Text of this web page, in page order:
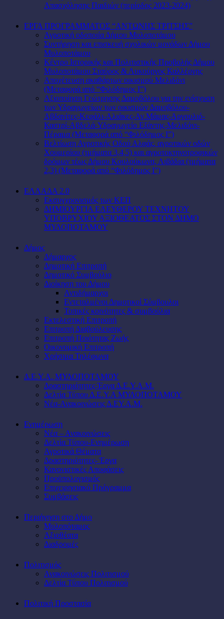
Απασχόλησης Παιδιών (περίοδος 2023-2024)
ΕΡΓΑ ΠΡΟΓΡΑΜΜΑΤΟΣ “ΑΝΤΩΝΗΣ ΤΡΙΤΣΗΣ”
Αγροτική οδοποιία Δήμου Μυλοποτάμου
Συντήρηση και επισκευή σχολικών μονάδων Δήμου
Μυλοποτάμου
Κέντρο Ιστορικής και Πολιτιστικής Προβολής Δήμου
Μυλοποτάμου Σταύρος & Λυκούργος Καλλέργης
Αποχέτευση ακαθάρτων οικισμού Μελιδόνι
(Μεταφορά από “Φιλόδημος Ι”)
Αξιοποίηση Γεώτρησης Δαμοβόλου για την ενίσχυση
των Υδραγωγείων των οικισμών Δαμοβόλου-
Αβδανίτες-Κεφάλι-Αλιάκες-Αγ.Μάμας-Αργουλιό-
Καστρί-Αβδελά-Υδραγωγείο Εξάντης-Μελιδόνι-
Πέραμα (Μεταφορά από “Φιλόδημος Ι”)
Βελτίωση Αγροτικής Οδού Αλφάς, αγροτικών οδών
Χουμερίου (τμήματα 3,4,5) και αγροτοκτηνοτροφικών
δρόμων τέως Δήμου Κουλούκωνα, Λιβάδια (τμήματα
2,3) (Μεταφορά από “Φιλόδημος Ι”)
ΕΛΛΑΔΑ 2.0
Εκσυγχρονισμός των ΚΕΠ
ΔΗΜΙΟΥΡΓΙΑ ΕΛΕΥΘΕΡΟΥ ΤΕΧΝΗΤΟΥ
ΥΠΟΒΡΥΧΙΟΥ ΑΞΙΟΘΕΑΤΟΣ ΣΤΟΝ ΔΗΜΟ
ΜΥΛΟΠΟΤΑΜΟΥ
Δήμος
Δήμαρχος
Δημοτική Επιτροπή
Δημοτικό Συμβούλιο
Διοίκηση του Δήμου
Αντιδήμαρχοι
Εντεταλμένοι Δημοτικοί Σύμβουλοι
Τοπικές κοινότητες & συμβούλια
Εκτελεστική Επιτροπή
Επιτροπή Διαβούλευσης
Επιτροπή Ποιότητας Ζωής
Οικονομική Επιτροπή
Χρήσιμα Τηλέφωνα
Δ.Ε.Υ.Α. ΜΥΛΟΠΟΤΑΜΟΥ
Δραστηριότητες-Έργα Δ.Ε.Υ.Α.Μ.
Δελτία Τύπου Δ.Ε.Υ.Α ΜΥΛΟΠΟΤΑΜΟΥ
Νέα-Ανακοινώσεις Δ.ΕΥ.Α.Μ.
Ενημέρωση
Νέα – Ανακοινώσεις
Δελτία Τύπου-Ενημέρωση
Αγροτικά Θέματα
Δραστηριότητες- Έργα
Κανονιστικές Αποφάσεις
Προϋπολογισμός
Επιχειρησιακό Πρόγραμμα
Συμβάσεις
Περιήγηση στο Δήμο
Μυλοπόταμος
Αξιοθέατα
Διαδρομές
Πολιτισμός
Ανακοινώσεις Πολιτισμού
Δελτία Τύπου Πολιτισμού
Πολιτική Προστασία